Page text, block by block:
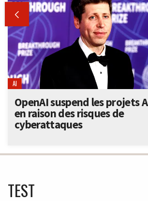

AI
OpenAI suspend les projets
en raison des risques de
cyberattaques
TEST